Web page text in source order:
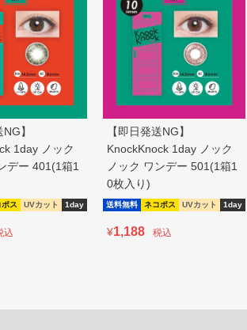
】
1day ノック
デー 401(1箱1
ス UVカット 1day
込
【即日発送NG】
KnockKnock 1day ノック
ノック ワンデー 501(1箱1
0枚入り)
送料無料 ネコポス UVカット 1day
¥1,188 税込